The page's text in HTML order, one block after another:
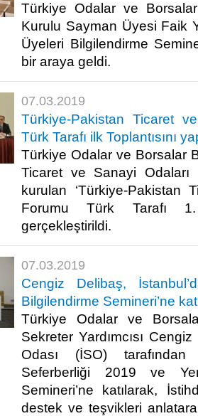
Türkiye Odalar ve
Kurulu Sayman Üyesi Faik
Üyeleri Bilgilendirme
bir araya geldi.​
07.03.2019
Türkiye-Pakistan Ticaret
Türk Tarafı ilk Toplantısını
Türkiye Odalar ve Borsalar
Ticaret ve Sanayi Odaları
kurulan ‘Türkiye-Pakistan
Forumu Türk Tarafı 1.
gerçekleştirildi.​
07.03.2019
Cengiz Delibaş,
Bilgilendirme Semineri’ne
Türkiye Odalar ve
Sekreter Yardımcısı
Odası (İSO)
Seferberliği 2019 ve
Semineri’ne katılarak,
destek ve teşvikleri anlatarak